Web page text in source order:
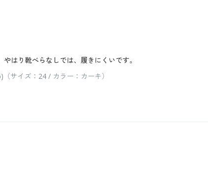
はり靴べらなしでは、履きにくいです。
サイズ：24 / カラー：カーキ）